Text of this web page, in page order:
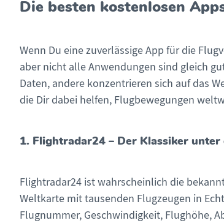
Die besten kostenlosen
Wenn Du eine zuverlässige App für die
aber nicht alle Anwendungen sind gleich
Daten, andere konzentrieren sich auf das
die Dir dabei helfen, Flugbewegungen
1. Flightradar24 – Der Klassiker
Flightradar24 ist wahrscheinlich die
Weltkarte mit tausenden Flugzeugen in
Flugnummer, Geschwindigkeit, Flughöhe,